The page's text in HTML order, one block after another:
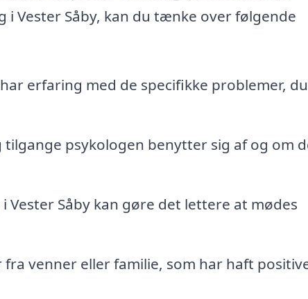
Vester Såby, kan du tænke over følgende
erfaring med de specifikke problemer, du
psykologen benytter sig af og om
Vester Såby kan gøre det lettere at mødes
venner eller familie, som har haft